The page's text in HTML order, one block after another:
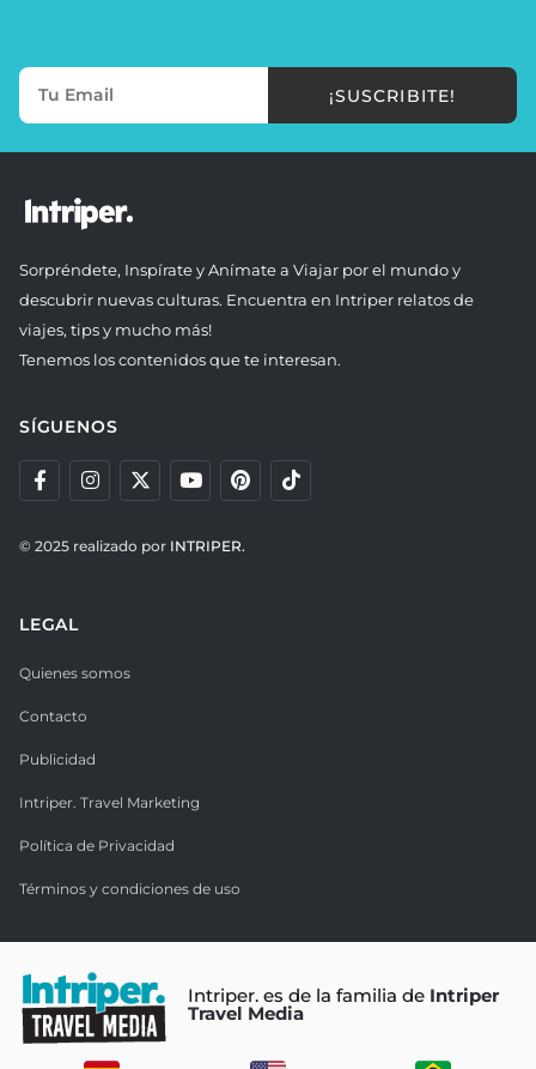
¡SUSCRIBITE!
Sorpréndete, Inspírate y Anímate a Viajar por el mundo y
descubrir nuevas culturas. Encuentra en Intriper relatos de
viajes, tips y mucho más!
Tenemos los contenidos que te interesan.
SÍGUENOS
© 2025 realizado por INTRIPER.
LEGAL
Quienes somos
Contacto
Publicidad
Intriper. Travel Marketing
Política de Privacidad
Términos y condiciones de uso
Intriper. es de la familia de Intriper
Travel Media